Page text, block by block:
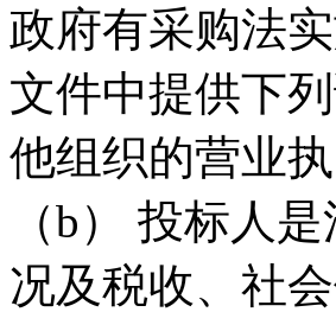
政府有采购法
文件中提供下
他组织的营业
（b） 投标人
况及税收、社